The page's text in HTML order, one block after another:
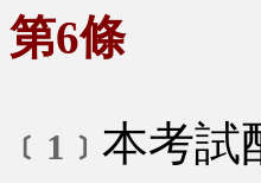
第6條
﹝1﹞ 本考試